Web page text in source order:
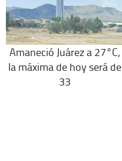
Amaneció Juárez a 27°C,
la máxima de hoy será de
33